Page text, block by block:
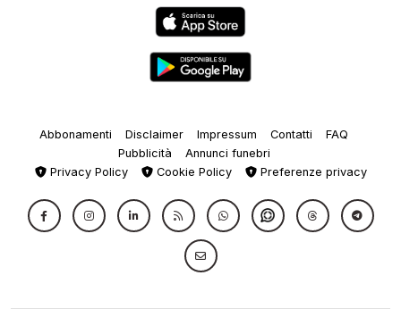
Abbonamenti Disclaimer Impressum Contatti
FAQ
Pubblicità
Annunci funebri
Privacy Policy
Cookie Policy Preferenze privacy